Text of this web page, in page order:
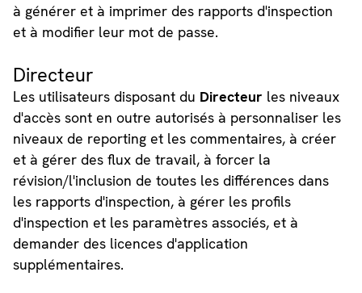
à générer et à imprimer des rapports d'inspection
et à modifier leur mot de passe.
Directeur
Les utilisateurs disposant du Directeur les niveaux
d'accès sont en outre autorisés à personnaliser les
niveaux de reporting et les commentaires, à créer
et à gérer des flux de travail, à forcer la
révision/l'inclusion de toutes les différences dans
les rapports d'inspection, à gérer les profils
d'inspection et les paramètres associés, et à
demander des licences d'application
supplémentaires.